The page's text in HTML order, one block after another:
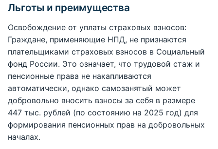
Льготы и преимущества
Освобождение от уплаты страховых взносов:
Граждане, применяющие НПД, не признаются
плательщиками страховых взносов в Социальный
фонд России. Это означает, что трудовой стаж и
пенсионные права не накапливаются
автоматически, однако самозанятый может
добровольно вносить взносы за себя в размере
447 тыс. рублей (по состоянию на 2025 год) для
формирования пенсионных прав на добровольных
началах.